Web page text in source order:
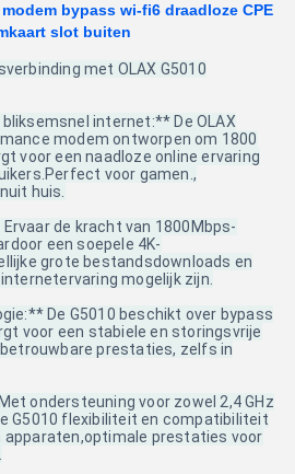
bypass wi-fi6 draadloze CPE
slot buiten
met OLAX G5010
internet:** De OLAX
modem ontworpen om 1800
voor een naadloze online ervaring
voor gamen.,
huis.
de kracht van 1800Mbps-
een soepele 4K-
grote bestandsdownloads en
mogelijk zijn.
De G5010 beschikt over bypass
voor een stabiele en storingsvrije
prestaties, zelfs in
ondersteuning voor zowel 2,4 GHz
G5010 flexibiliteit en compatibiliteit
apparaten,optimale prestaties voor